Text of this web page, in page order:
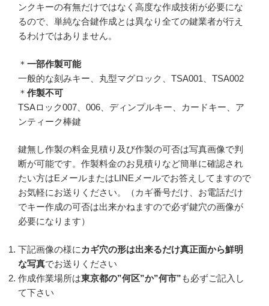
ンクキーの有無だけではなく高度な作成技術が必要にな
るので、単純な合鍵作成とは異なり全ての鍵業者が行え
るわけではありません。
＊ 一部作製可能
一般的な刻みキー、丸型マグロック、TSA001、TSA002
＊ 作製不可
TSAロック007、006、ディンプルキー、カードキー、ア
ンティーク棒鍵
鍵無し作製の料金見積り及び作製の可否は写真画像で判
断が可能です。作製料金のお見積りなど簡単に確認され
たい方はEメールまたはLINEメールでお答えしてますので
お気軽にお送りください。（カギ番号だけ、お電話だけ
でキー作成の可否は出来かねますので必ず鍵穴の画像が
必要になります）
下記画像の様に カギ穴の形は出来るだけ真正面から鮮明
な写真でお送りください
作成作業場所は東京都の”何区”か”何市” も必ずご記入し
て下さい